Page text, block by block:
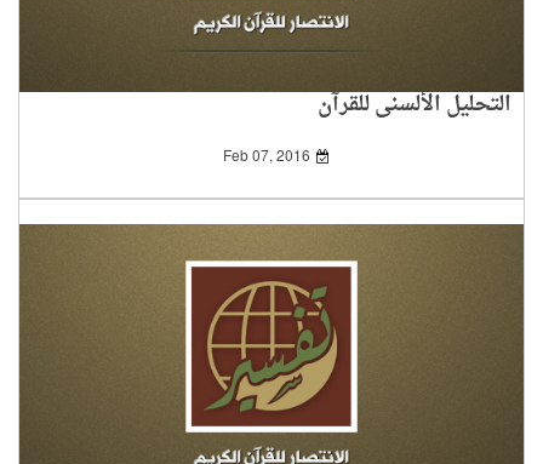
التحليل الألسني للقرآن
Feb 07, 2016